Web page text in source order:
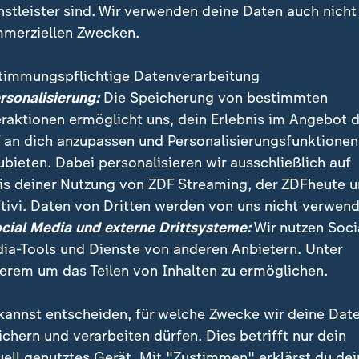
Emmanuel Macron bei der Präsidentenwahl
Für den sozialliberalen
für sein Reformprogramm.
sind. Wir verwenden deine Daten auch nicht
Zwecken.
Datenverarbeitung
Die Speicherung von bestimmten
ermöglicht uns, dein Erlebnis im Angebot
an dich anzupassen und Personalisierungsfunktionen
Dabei personalisieren wir ausschließlich auf
deiner Nutzung von ZDF Streaming, der ZDFheute
Daten von Dritten werden von uns nicht
Media und externe Drittsysteme:Wir nutzen
Tools und Dienste von anderen Anbietern. Unter
um das Teilen von Inhalten zu ermöglichen.
entscheiden, für welche Zwecke wir deine
und verarbeiten dürfen. Dies betrifft nur dein